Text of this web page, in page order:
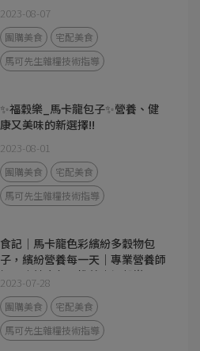
2023-08-07
團購美食
宅配美食
馬可先生雜糧技術指導
✨福穀樂_馬卡龍包子✨營養、健
康又美味的新選擇!!
2023-08-01
團購美食
宅配美食
馬可先生雜糧技術指導
食記｜馬卡龍色彩繽紛多穀物包
子，繽紛營養每一天｜專業營養師
把關｜健康包子推薦｜福穀樂
FUKURO
2023-07-28
團購美食
宅配美食
馬可先生雜糧技術指導